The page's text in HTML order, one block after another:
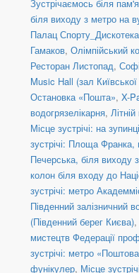
Зустрічаємось біля
біля виходу з метро на
Палац
Гамаков, Олімпійський
Ресторан Листопад,
Music Hall (зал
Остановка «Пошта», X-
водогрязелікарня,
Місце зустрічі: на
зустрічі: Площа Франка,
Печерська, біля виходу
колон біля входу до
зустрічі: метро
Південний залізничний
(Південний берег Києва),
мистецтв Федерації
зустрічі: метро
фунікулер, Місце